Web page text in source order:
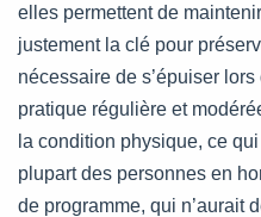
elles permettent de
justement la clé pour
nécessaire de s’épuiser
pratique régulière et
la condition physique, ce
plupart des personnes en
de programme, qui n’aurait